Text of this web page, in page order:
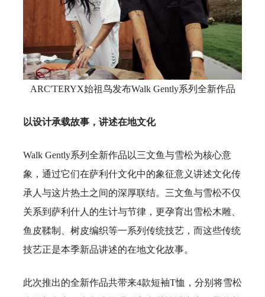
ARC'TERYX始祖鸟发布Walk Gently系列全新作品
以设计承载故事，讲述在地文化
Walk Gently系列全新作品以三文鱼与雪松为核心意
象，通过它们在萨利什文化中的象征意义讲述文化传
承人与这片热土之间的深厚联结。三文鱼与雪松不仅
关系到萨利什人的生计与节律，更孕育出雪松木雕、
鱼皮鞣制、树皮编织等一系列传统技艺，而这些传统
技艺正是本季新品讲述的在地文化故事。
此次推出的全新作品共带来4款短袖T恤，分别将雪松